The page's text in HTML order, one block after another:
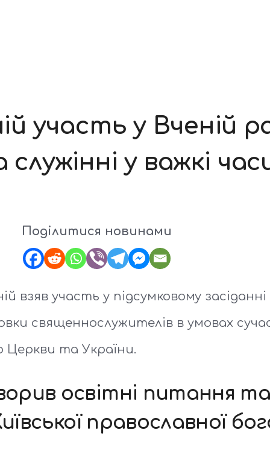
участь у Вченій
у важкі
Поділитися новинами
взяв участь у підсумковому
священнослужителів в умовах
Церкви та України.
освітні питання
православної